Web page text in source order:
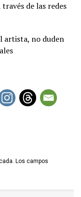
de las redes
artista, no duden
Los campos